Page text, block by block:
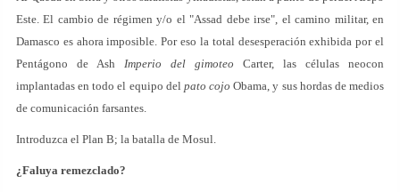
Este. El cambio de régimen y/o el "Assad debe irse", el camino militar, en
Damasco es ahora imposible. Por eso la total desesperación exhibida por el
Pentágono de Ash Imperio del gimoteo Carter, las células neocon
implantadas en todo el equipo del pato cojo Obama, y sus hordas de medios
de comunicación farsantes.
Introduzca el Plan B; la batalla de Mosul.
¿Faluya remezclado?